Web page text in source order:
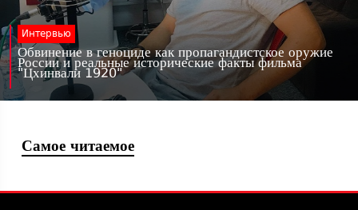
Интервью
Обвинение в геноциде как пропагандистское оружие
России и реальные исторические факты фильма
"Цхинвали 1920"
Самое читаемое